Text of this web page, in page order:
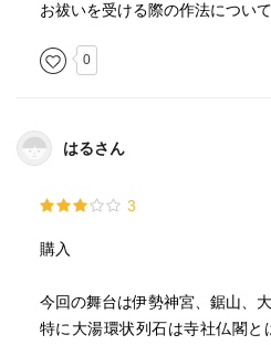
お祓いを受ける際の作法について
0
はるさん
3
購入
今回の舞台は伊勢神宮、鋸山、
特に大湯環状列石は寺社仏閣と